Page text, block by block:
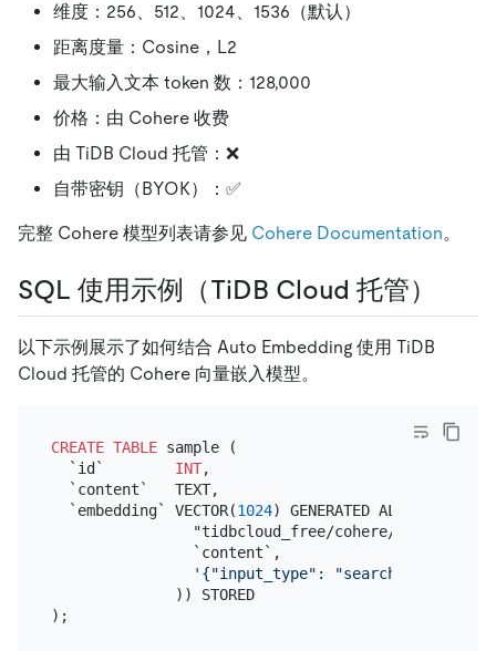
维度：256、512、1024、1536（默认）
距离度量：Cosine，L2
最大输入文本 token 数：128,000
价格：由 Cohere 收费
由 TiDB Cloud 托管：❌
自带密钥（BYOK）：✅
完整 Cohere 模型列表请参见 Cohere Documentation。
SQL 使用示例（TiDB Cloud 托管）
以下示例展示了如何结合 Auto Embedding 使用 TiDB
Cloud 托管的 Cohere 向量嵌入模型。
CREATE TABLE sample (
  `id`
INT,
  `content`   TEXT,
  `embedding` VECTOR(
1024) GENERATED ALWAYS
"tidbcloud_free/cohere/embed-
                `content`,
'{"input_type":
              )) STORED